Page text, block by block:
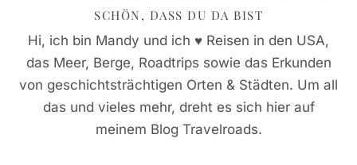
SCHÖN, DASS DU DA BIST
Hi, ich bin Mandy und ich ♥ Reisen in den USA,
das Meer, Berge, Roadtrips sowie das Erkunden
von geschichtsträchtigen Orten & Städten. Um all
das und vieles mehr, dreht es sich hier auf
meinem Blog Travelroads.